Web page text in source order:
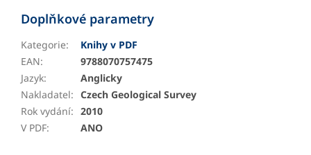
Doplňkové parametry
Kategorie:
Knihy v PDF
EAN:
9788070757475
Jazyk:
Anglicky
Nakladatel: Czech Geological Survey
Rok vydání: 2010
V PDF: ANO